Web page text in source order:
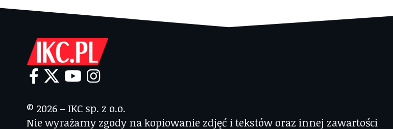
© 2026 – IKC sp. z o.o.
Nie wyrażamy zgody na kopiowanie zdjęć i tekstów oraz innej zawartości